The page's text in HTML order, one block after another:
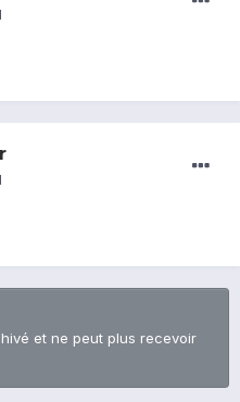
et ne peut plus recevoir